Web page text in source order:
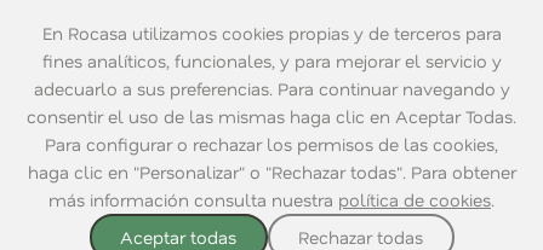
En Rocasa utilizamos cookies propias y de terceros para
fines analíticos, funcionales, y para mejorar el servicio y
adecuarlo a sus preferencias. Para continuar navegando y
consentir el uso de las mismas haga clic en Aceptar Todas.
Para configurar o rechazar los permisos de las cookies,
haga clic en "Personalizar" o "Rechazar todas". Para obtener
más información consulta nuestra política de cookies.
Aceptar todas
Rechazar todas
Home|Decoración |Mueble Auxiliar Estanterías y Estantes